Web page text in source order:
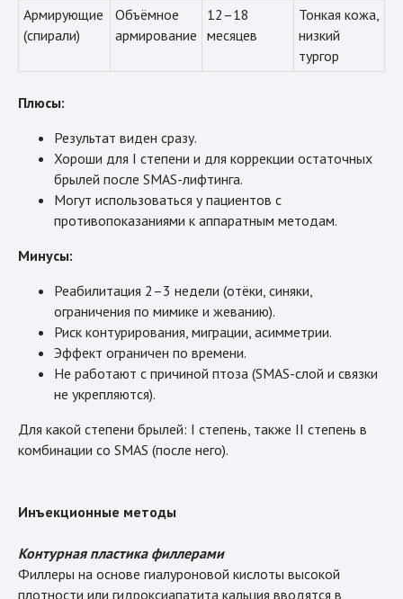
Армирующие
(спирали)
Объёмное
армирование
12–18
месяцев
Тонкая кожа,
низкий
тургор
Плюсы:
Результат виден сразу.
Хороши для I степени и для коррекции остаточных
брылей после SMAS-лифтинга.
Могут использоваться у пациентов с
противопоказаниями к аппаратным методам.
Минусы:
Реабилитация 2–3 недели (отёки, синяки,
ограничения по мимике и жеванию).
Риск контурирования, миграции, асимметрии.
Эффект ограничен по времени.
Не работают с причиной птоза (SMAS-слой и связки
не укрепляются).
Для какой степени брылей: I степень, также II степень в
комбинации со SMAS (после него).
Инъекционные методы
Контурная пластика филлерами
Филлеры на основе гиалуроновой кислоты высокой
плотности или гидроксиапатита кальция вводятся в